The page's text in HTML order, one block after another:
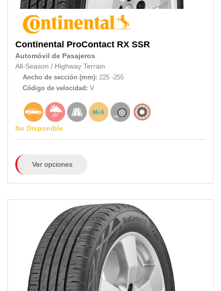
Continental ProContact RX SSR
Automóvil de Pasajeros
All-Season / Highway Terrain
Ancho de sección (mm): 225 -255
Código de velocidad: V
No Disponible
Ver opciones